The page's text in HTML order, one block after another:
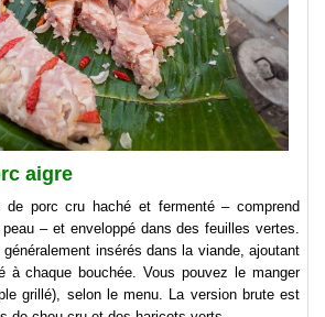
aigre
porc cru haché et fermenté – comprend
– et enveloppé dans des feuilles vertes.
insérés dans la viande, ajoutant
à chaque bouchée. Vous pouvez le manger
grillé), selon le menu. La version brute est